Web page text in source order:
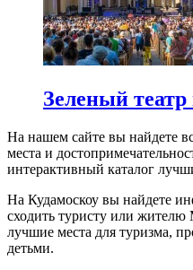
Зеленый
На нашем сайте вы найдете
места и
интерактивный каталог
На Кудамоскоу вы найдете
сходить туристу или
лучшие места для туризма,
детьми.